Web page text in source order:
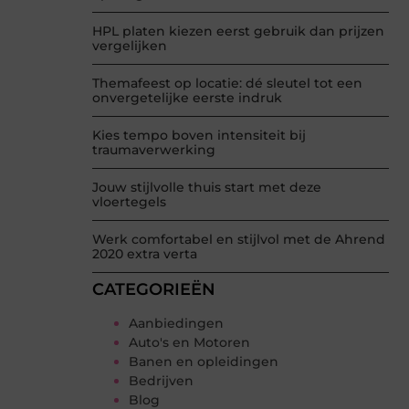
HPL platen kiezen eerst gebruik dan prijzen
vergelijken
Themafeest op locatie: dé sleutel tot een
onvergetelijke eerste indruk
Kies tempo boven intensiteit bij
traumaverwerking
Jouw stijlvolle thuis start met deze
vloertegels
Werk comfortabel en stijlvol met de Ahrend
2020 extra verta
CATEGORIEËN
Aanbiedingen
Auto's en Motoren
Banen en opleidingen
Bedrijven
Blog